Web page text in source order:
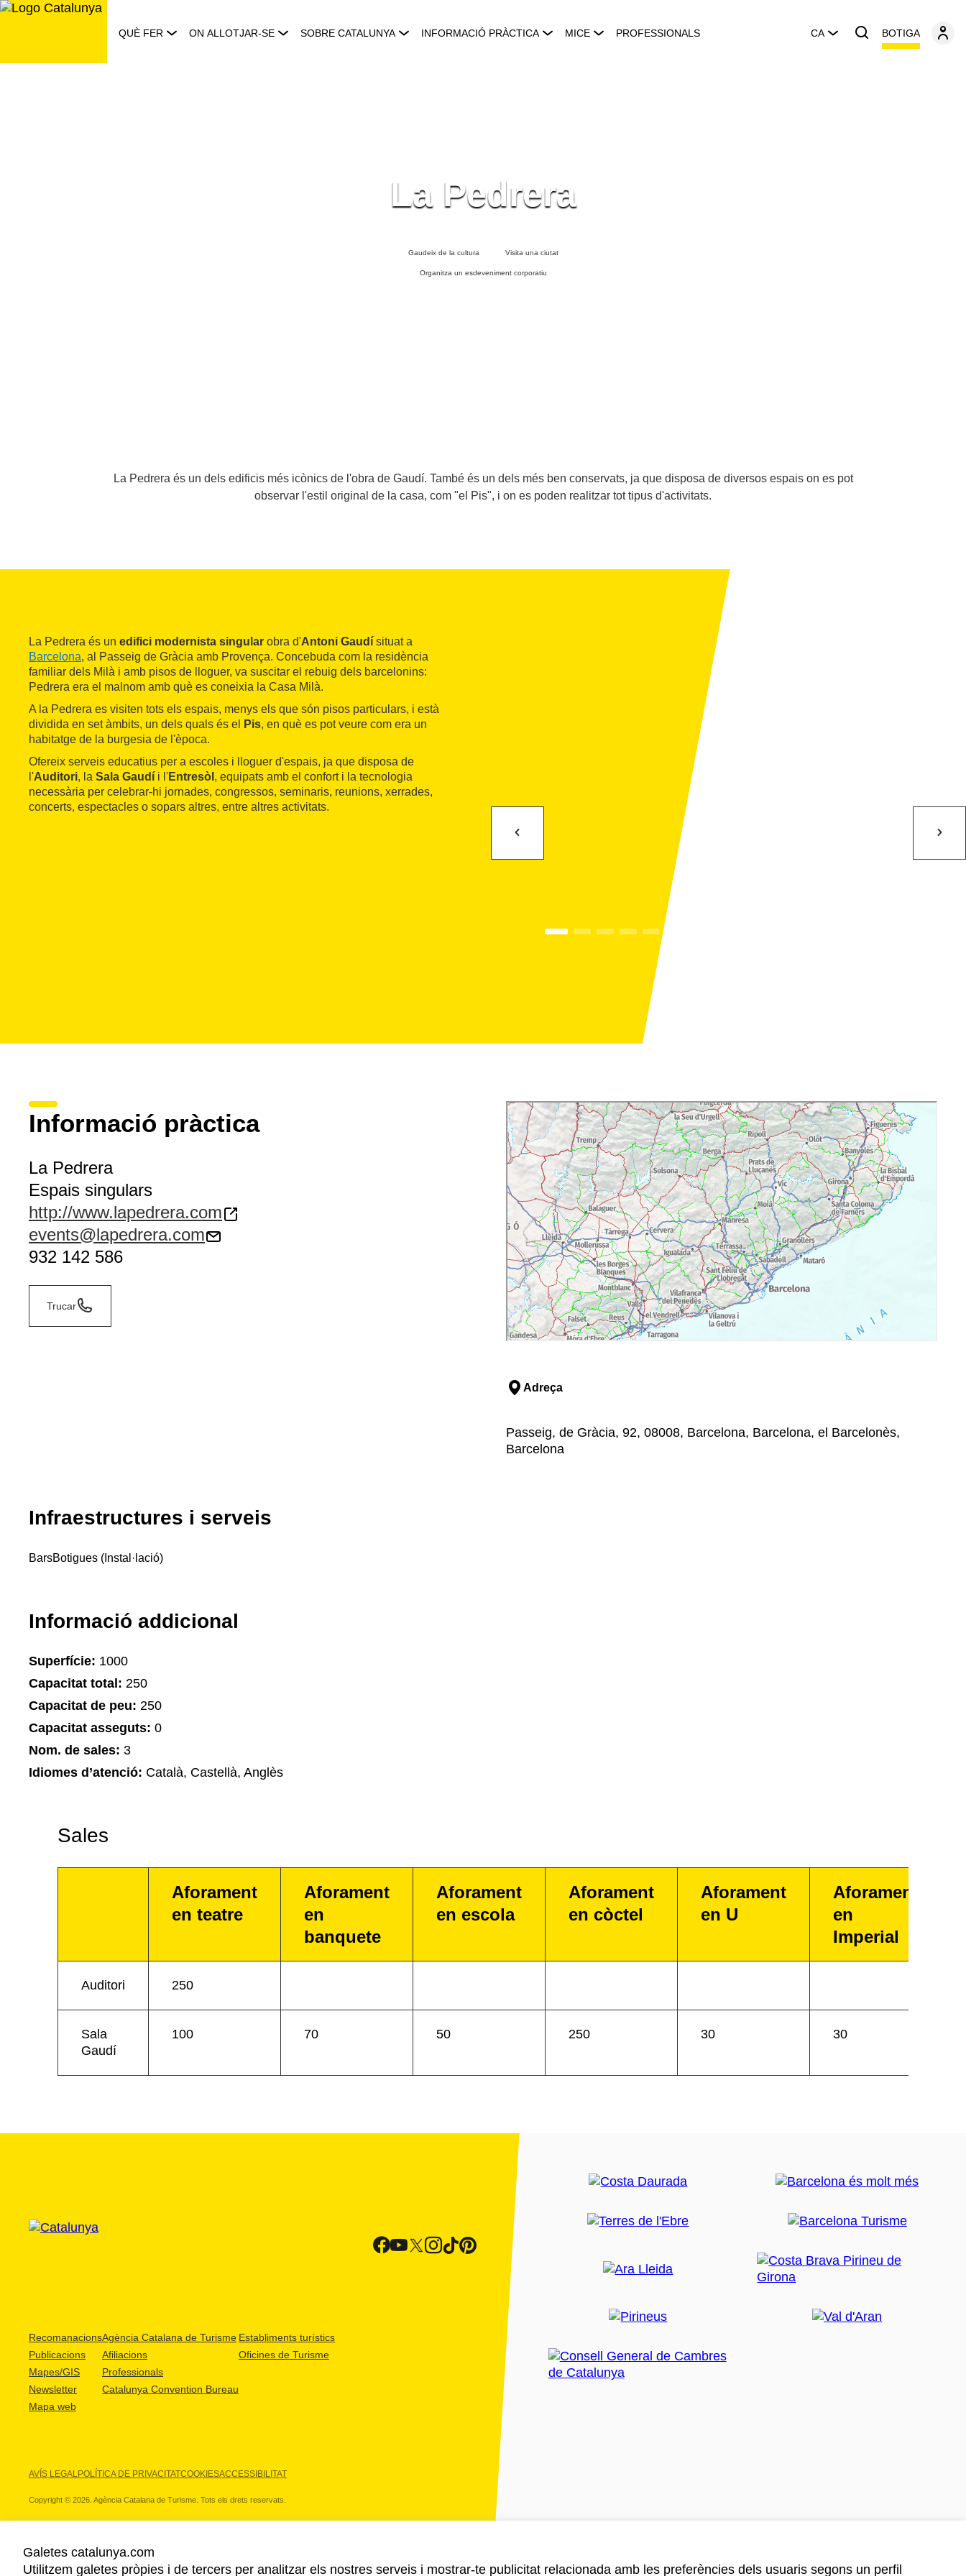
Saltar
QUÈ FER ON ALLOTJAR-SE SOBRE CATALUNYA INFORMACIÓ PRÀCTICA MICE PROFESSIONALS CA BOTIGA
La Pedrera
Gaudeix de la cultura Visita una ciutat
Organitza un esdeveniment corporatiu
La Pedrera és un dels edificis més icònics de l'obra de Gaudí. També és un dels més ben conservats, ja que disposa de diversos espais on es pot
observar l'estil original de la casa, com "el Pis", i on es poden realitzar tot tipus d'activitats.
La Pedrera és un edifici modernista singular obra d'Antoni Gaudí situat a
Barcelona, al Passeig de Gràcia amb Provença. Concebuda com la residència
familiar dels Milà i amb pisos de lloguer, va suscitar el rebuig dels barcelonins:
Pedrera era el malnom amb què es coneixia la Casa Milà.
A la Pedrera es visiten tots els espais, menys els que són pisos particulars, i està
dividida en set àmbits, un dels quals és el
Pis, en què es pot veure com era un
habitatge de la burgesia de l'època.
Ofereix serveis educatius per a escoles i lloguer d'espais, ja que disposa de
l'Auditori, la Sala Gaudí i l'Entresòl , equipats amb el confort i la tecnologia
necessària per celebrar-hi jornades, congressos, seminaris, reunions, xerrades,
concerts, espectacles o sopars altres, entre altres activitats.
Informació pràctica
La Pedrera
Espais singulars
http://www.lapedrera.com
events@lapedrera.com
932 142 586
Trucar
Adreça
Passeig, de Gràcia, 92, 08008, Barcelona, Barcelona, el Barcelonès,
Barcelona
Infraestructures i serveis
BarsBotigues (Instal·lació)
Informació addicional
Superfície: 1000
Capacitat total: 250
Capacitat de peu: 250
Capacitat asseguts: 0
Nom. de sales: 3
Idiomes d’atenció: Català, Castellà, Anglès
Sales
Aforament
en teatre
Aforament
en
banquete
Aforament
en escola
Aforament
en còctel
Aforament
en U
Aforament
en
Imperial
Auditori 250
Sala
Gaudí
100 70 50 250 30 30
Recomanacions
Publicacions
Mapes/GIS
Newsletter
Mapa web
Agència Catalana de Turisme
Afiliacions
Professionals
Catalunya Convention Bureau
Establiments turístics
Oficines de Turisme
AVÍS LEGALPOLÍTICA DE PRIVACITATCOOKIESACCESSIBILITAT
Copyright © 2026. Agència Catalana de Turisme. Tots els drets reservats.
Galetes catalunya.com
Utilitzem galetes pròpies i de tercers per analitzar els nostres serveis i mostrar-te publicitat relacionada amb les preferències dels usuaris segons un perfil